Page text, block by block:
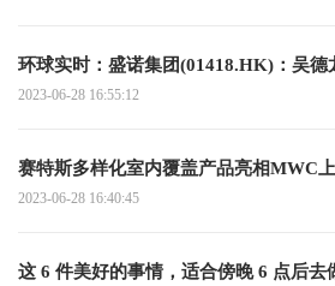
环球实时：盛诺集团(01418.HK)：吴德
2023-06-28 16:55:12
2023-06-28 16:40:45
这 6 件美好的事情，适合傍晚 6 点后去